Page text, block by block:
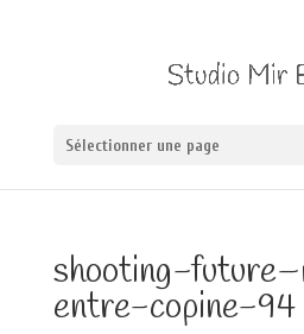
Sélectionner une page
shooting-
entre-copine-94